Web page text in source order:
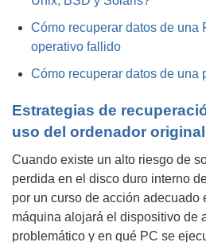
Cómo recuperar datos de una
operativo fallido
Cómo recuperar datos de una
Estrategias de
uso del ordenador
Cuando existe un alto riesgo de
perdida en el disco duro interno
por un curso de acción adecuado
máquina alojará el dispositivo de
problemático y en qué PC se